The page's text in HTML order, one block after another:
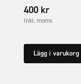
400 kr
Inkl. moms
Lägg i varukorg